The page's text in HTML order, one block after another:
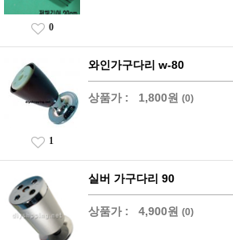
0
와인가구다리 w-80
상품가 : 1,800원 (0)
1
실버 가구다리 90
상품가 : 4,900원 (0)